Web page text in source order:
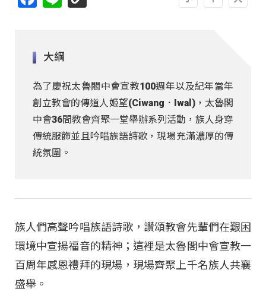
大綱
為了慶祝太魯閣中會宣教100週年以及紀年當年
創立教會的傳道人姬望(Ciwang．Iwal)，太魯閣
中會36間教會齊聚一堂舉辦系列活動，族人身穿
傳統服飾並且吟唱族語詩歌，現場充滿濃厚的傳
統氛圍。
族人們高聲吟唱族語詩歌，讚頌教會先輩們在艱困
環境中宣揚福音的精神；這裡是太魯閣中會宣教一
百周年感恩禮拜的現場，現場齊聚上千名族人共襄
盛舉。